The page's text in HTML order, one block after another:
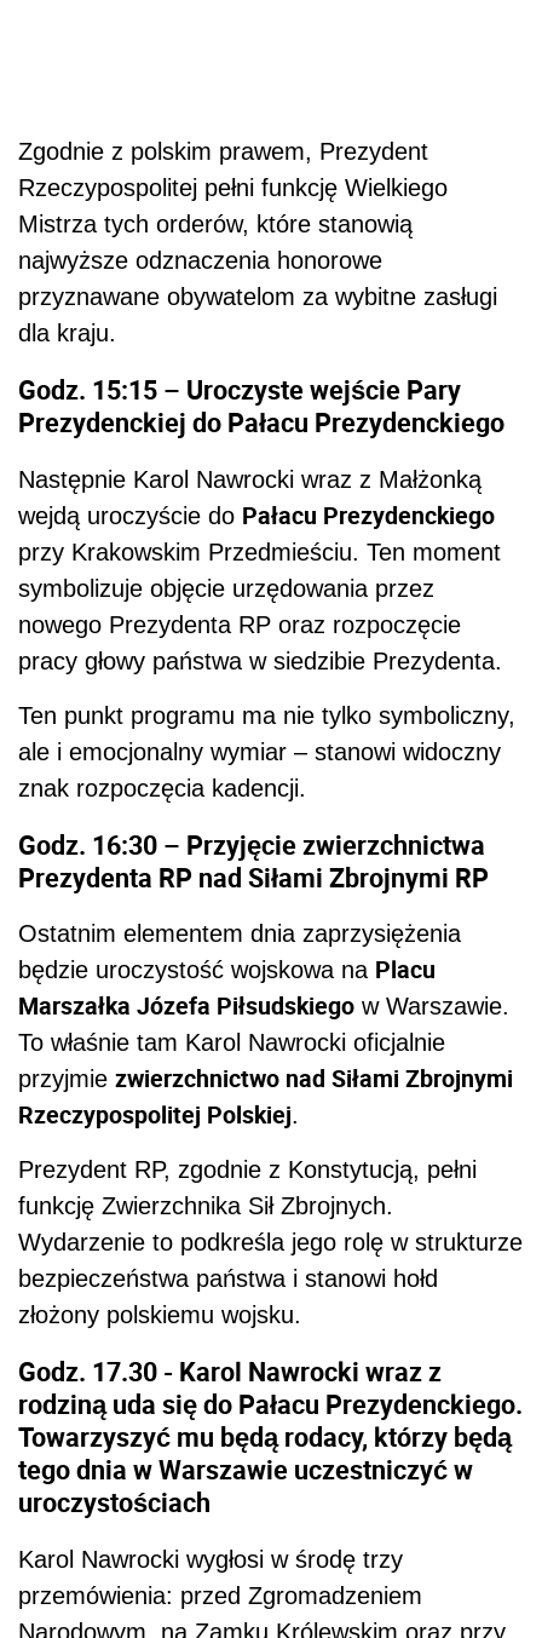
Zgodnie z polskim prawem, Prezydent
Rzeczypospolitej pełni funkcję Wielkiego
Mistrza tych orderów, które stanowią
najwyższe odznaczenia honorowe
przyznawane obywatelom za wybitne zasługi
dla kraju.
Godz. 15:15 – Uroczyste wejście Pary
Prezydenckiej do Pałacu Prezydenckiego
Następnie Karol Nawrocki wraz z Małżonką
wejdą uroczyście do Pałacu Prezydenckiego
przy Krakowskim Przedmieściu. Ten moment
symbolizuje objęcie urzędowania przez
nowego Prezydenta RP oraz rozpoczęcie
pracy głowy państwa w siedzibie Prezydenta.
Ten punkt programu ma nie tylko symboliczny,
ale i emocjonalny wymiar – stanowi widoczny
znak rozpoczęcia kadencji.
Godz. 16:30 – Przyjęcie zwierzchnictwa
Prezydenta RP nad Siłami Zbrojnymi RP
Ostatnim elementem dnia zaprzysiężenia
będzie uroczystość wojskowa na Placu
Marszałka Józefa Piłsudskiego w Warszawie.
To właśnie tam Karol Nawrocki oficjalnie
przyjmie zwierzchnictwo nad Siłami Zbrojnymi
Rzeczypospolitej Polskiej.
Prezydent RP, zgodnie z Konstytucją, pełni
funkcję Zwierzchnika Sił Zbrojnych.
Wydarzenie to podkreśla jego rolę w strukturze
bezpieczeństwa państwa i stanowi hołd
złożony polskiemu wojsku.
Godz. 17.30 - Karol Nawrocki wraz z
rodziną uda się do Pałacu Prezydenckiego.
Towarzyszyć mu będą rodacy, którzy będą
tego dnia w Warszawie uczestniczyć w
uroczystościach
Karol Nawrocki wygłosi w środę trzy
przemówienia: przed Zgromadzeniem
Narodowym, na Zamku Królewskim oraz przy